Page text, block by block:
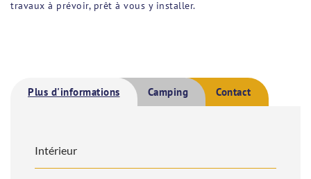
travaux à prévoir, prêt à vous y installer.
Plus d'informations Camping Contact
Intérieur